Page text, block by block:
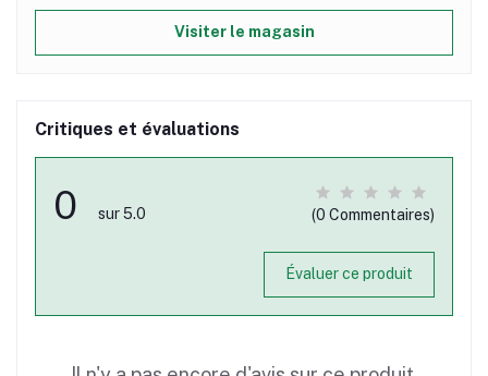
Visiter le magasin
Critiques et évaluations
0 sur 5.0 (0 Commentaires)
Évaluer ce produit